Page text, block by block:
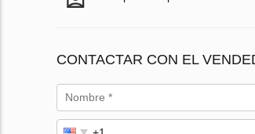
CONTACTAR CON EL